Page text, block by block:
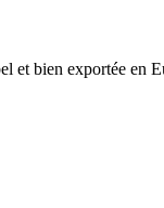
bien exportée en